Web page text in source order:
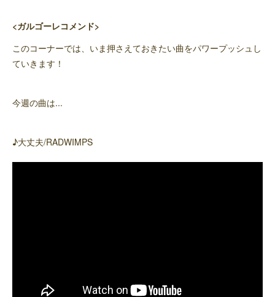
<ガルゴーレコメンド>
このコーナーでは、いま押さえておきたい曲をパワープッシュし
ていきます！
今週の曲は...
♪大丈夫/RADWIMPS